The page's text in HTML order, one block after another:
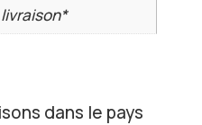
livraison*
dans le pays